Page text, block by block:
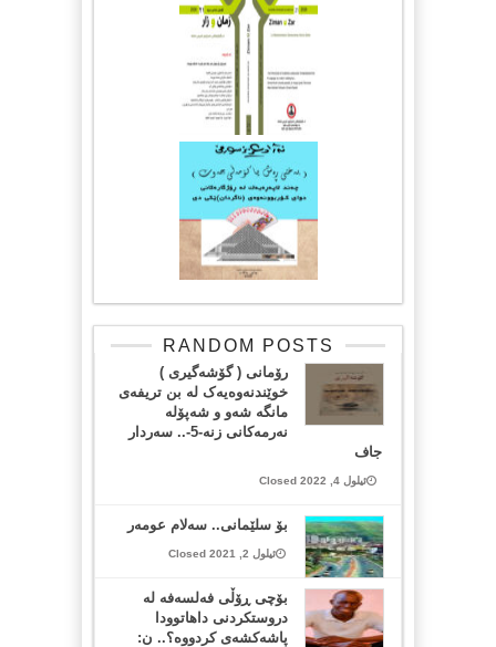
RANDOM POSTS
رۆمانی ( گۆشەگيری )
خوێندنەوەيەک لە بن تريفەی
مانگە شەو و شەپۆلە
نەرمەکانی زنە-5-.. سەردار
جاف
ئیلول 4, 2022 Closed
بۆ سلێمانی.. سه‌لام عومه‌ر
ئیلول 2, 2021 Closed
بۆچی ڕۆڵی فەلسەفە لە
دروستکردنی داهاتوودا
پاشەکشەی کردووە؟.. ن: